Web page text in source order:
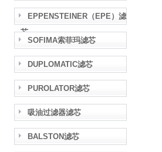
EPPENSTEINER（EPE）滤
芯
SOFIMA索菲玛滤芯
DUPLOMATIC滤芯
PUROLATOR滤芯
吸油过滤器滤芯
BALSTON滤芯